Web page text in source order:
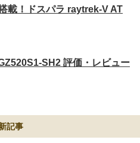
載！ドスパラ raytrek-V AT
SH2 評価・レビュー
記事